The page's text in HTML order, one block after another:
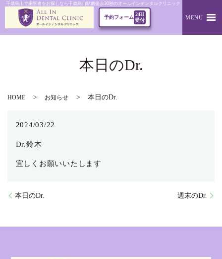
千歳烏山で歯医者をお探しなら千歳烏山駅前徒歩30秒のオールインデンタルクリニック｜本日のDr.
予約フォーム
24H
受付
MENU
本日のDr.
HOME お知らせ 本日のDr.
2024/03/22
Dr.鈴木
宜しくお願いいたします
本日のDr. 週末のDr.